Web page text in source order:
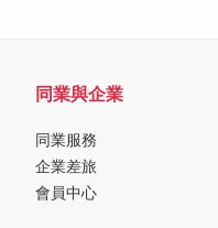
同業與企業
同業服務
企業差旅
會員中心